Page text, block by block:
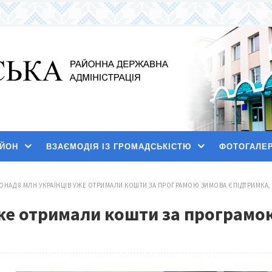
ВЗАЄМОДІЯ ІЗ ГРОМАДСЬКІСТЮ
8 МЛН УКРАЇНЦІВ УЖЕ ОТРИМАЛИ КОШТИ ЗА ПРОГРАМОЮ ЗИМОВА
отримали кошти за